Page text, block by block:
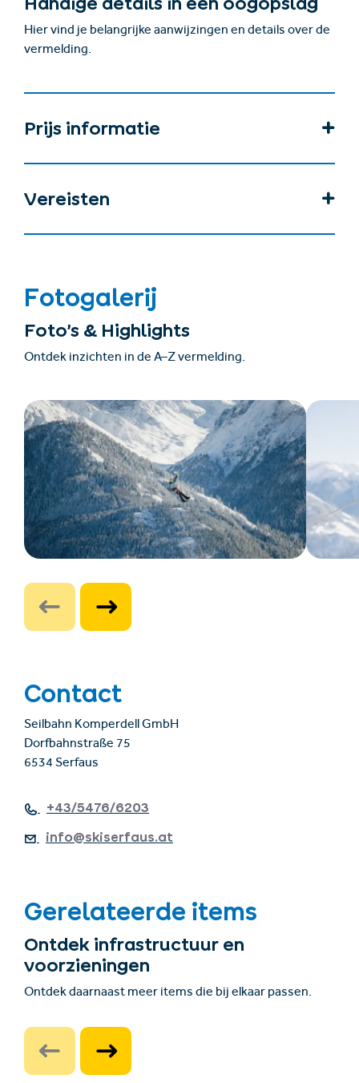
Handige details in één oogopslag
Hier vind je belangrijke aanwijzingen en details over de
vermelding.
Prijs informatie
Vereisten
Fotogalerij
Foto’s & Highlights
Ontdek inzichten in de A–Z vermelding.
Contact
Seilbahn Komperdell GmbH
Dorfbahnstraße 75
6534 Serfaus
+43/5476/6203
info@skiserfaus.at
Gerelateerde items
Ontdek infrastructuur en
voorzieningen
Ontdek daarnaast meer items die bij elkaar passen.